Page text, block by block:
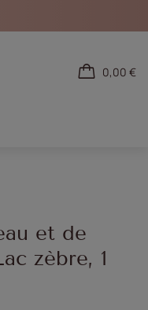
0,00 €
et de
zèbre, 1